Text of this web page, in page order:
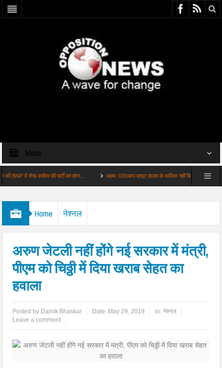
Menu
में शेख हसीना की पार्टी का होगा… अहम: 039आप व्हाइट हाउस के मालिक नहीं किराएदार039 ट्रंप को…
Home नेश्नल
अरुण जेटली नहीं होंगे नई सरकार में मंत्री,
पीएम को चिठ्ठी में दिया खराब सेहत का
हवाला
Posted by Dainik Bhaskar Date: May 29, 2019 in:नेश्नल
Leave a comment